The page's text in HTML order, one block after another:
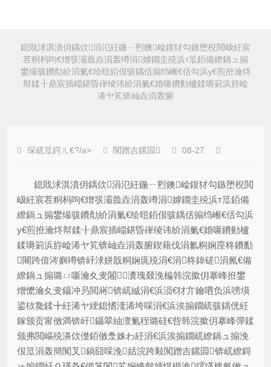
鎴戝浗淇濆仴鍝佽涓氾紝鍦ㄧ煭鐭崄鍑犲勾鏃堕棿閲岋紝宸
茬粡杩呴€熷彂灞曟垚涓轰竴涓嫭鐗圭殑浜т笟銆備繚鍋ュ搧
鐢熶骇鐨勪紒涓氭€绘暟銆佷骇鍝佸搧绉嶃€佸勾浜у€煎拰瀹炵
幇鍒╂鼎宸插崰鍖昏嵂绫讳紒涓氭€婚噺鐨勭櫨鍒嗕箣浜斿崄
浠ヤ笂锛屾垚涓轰腑
琛屼笟鍔ㄦ€?/a> 闃蹭吉鏍囩 08-27
鎴戝浗淇濆仴鍝佽涓氾紝鍦ㄧ煭鐭崄鍑犲勾鏃堕棿閲
岋紝宸茬粡杩呴€熷彂灞曟垚涓轰竴涓嫭鐗圭殑浜т笟銆備
繚鍋ュ搧鐢熶骇鐨勪紒涓氭€绘暟銆佷骇鍝佸搧绉嶃€佸勾浜
у€煎拰瀹炵幇鍒╂鼎宸插崰鍖昏嵂绫讳紒涓氭€婚噺鐨勭櫨
鍒嗕箣浜斿崄浠ヤ笂锛屾垚涓轰腑鍥藉伐涓氱粡娴庢柊鐨勫
闀跨偣涔嬩竴锛屽浗姘戠粡娴庣殑涓€涓柊鍏磋涓氥€備
繚鍋ュ搧璐ㄩ噺瀹夊叏闂瀵瑰叕浼楄韩浣撳仴搴峰拰鐢
熷懡瀹夊叏鑷冲叧閲嶈锛屼絾涓€浜涢€犲亣鑰呬负浜嗙墴
鍙栨毚鍒╋紝浠ヤ綆鎴愭湰浠垮啋涓€浜涘搧鐗屼骇鍝侊紝
鎵颁贡甯傚満锛屽鑷翠紬澶氭秷璐硅€呰韩浣撳仴搴峰彈鍒
颁弗閲嶇殑濞佽儊銆傚洜姝わ紝涓€浜涘搧鐗屼繚鍋ュ搧浼
佷笟涓轰簡闃叉鍋囧啋浼姡浣跨敤闃蹭吉鏍囩锛屼繚鎶